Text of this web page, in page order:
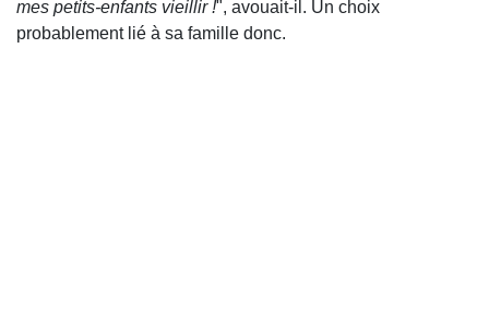
mes petits-enfants vieillir !", avouait-il. Un choix
probablement lié à sa famille donc.